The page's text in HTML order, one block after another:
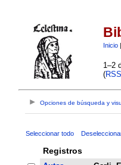
Inicio|
1–2
(RSS
Opciones de búsqueda y
Seleccionar todo
Registros